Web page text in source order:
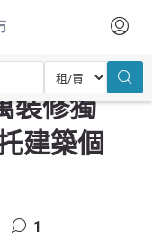
建築個性
裝修獨
建築個
1